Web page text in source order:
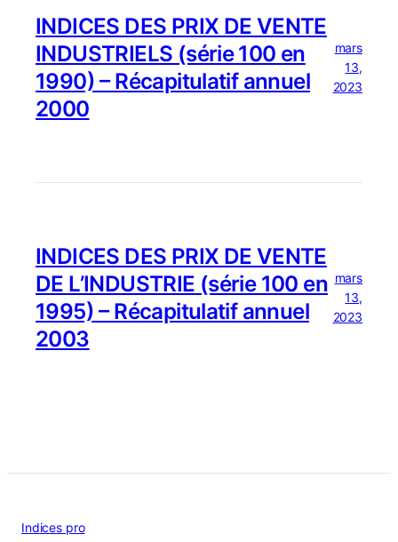
INDICES DES PRIX DE VENTE
INDUSTRIELS (série 100 en
1990) – Récapitulatif annuel
2000
mars
13,
2023
INDICES DES PRIX DE VENTE
DE L’INDUSTRIE (série 100 en
1995) – Récapitulatif annuel
2003
mars
13,
2023
Indices pro